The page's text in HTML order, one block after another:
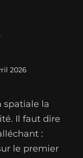
2026
spatiale la
Il faut dire
:
le premier